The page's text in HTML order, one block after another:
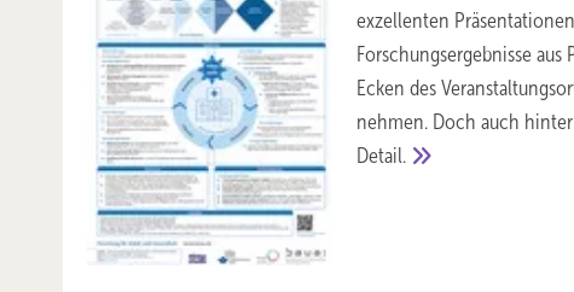
exzellenten
Forschungsergebnisse
Ecken des
nehmen. Doch auch
Detail.